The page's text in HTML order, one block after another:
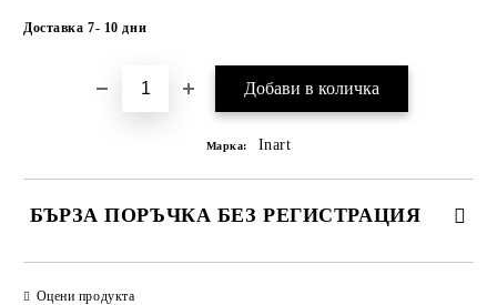
Доставка 7- 10 дни
Марка: Inart
БЪРЗА ПОРЪЧКА БЕЗ РЕГИСТРАЦИЯ
Оцени продукта